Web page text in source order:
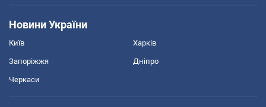
Новини України
Київ Харків
Запоріжжя Дніпро
Черкаси